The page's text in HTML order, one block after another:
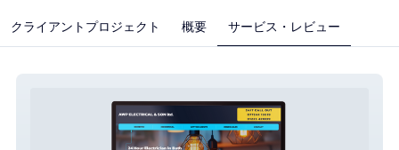
クライアントプロジェクト 概要 サービス・レビュー